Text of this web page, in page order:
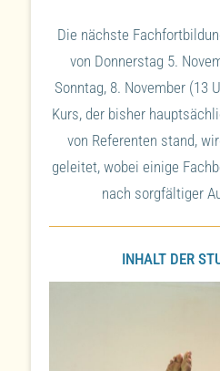
Die nächste
von Donnerstag 5.
Sonntag, 8. November (13
Kurs, der bisher
von Referenten stand,
geleitet, wobei einige
nach sorgfältiger
INHALT DER